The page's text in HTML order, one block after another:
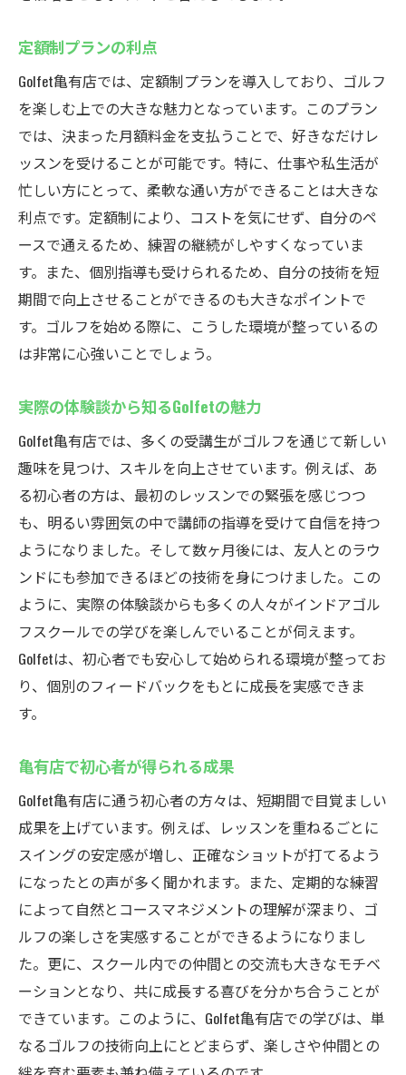
定額制と個別指導の組み合わせの効果
天候に左右されないインドアゴルフの魅力と
全天候型の練習環境
最新のゴルフシミュレーターの特徴
インドアならではの安定した練習
設備がもたらすトレーニングの効果
天候に関係なく続けられる理由
インドアゴルフの魅力的なポイント
ゴルフの楽しさを実感！Golfet亀有店で新たなラ
イフスタイルを始めよう
ゴルフがもたらす充実感
新しい趣味を始めるきっかけ
ストレス解消としてのゴルフ
ゴルフを通じた健康管理の重要性
Golfetで体感する新しいゴルフの楽しみ方
定額制プランの利点
Golfet亀有店では、定額制プランを導入しており、ゴルフ
を楽しむ上での大きな魅力となっています。このプラン
では、決まった月額料金を支払うことで、好きなだけレ
ッスンを受けることが可能です。特に、仕事や私生活が
忙しい方にとって、柔軟な通い方ができることは大きな
利点です。定額制により、コストを気にせず、自分のペ
ースで通えるため、練習の継続がしやすくなっていま
す。また、個別指導も受けられるため、自分の技術を短
期間で向上させることができるのも大きなポイントで
す。ゴルフを始める際に、こうした環境が整っているの
は非常に心強いことでしょう。
実際の体験談から知るGolfetの魅力
Golfet亀有店では、多くの受講生がゴルフを通じて新しい
趣味を見つけ、スキルを向上させています。例えば、あ
る初心者の方は、最初のレッスンでの緊張を感じつつ
も、明るい雰囲気の中で講師の指導を受けて自信を持つ
ようになりました。そして数ヶ月後には、友人とのラウ
ンドにも参加できるほどの技術を身につけました。この
ように、実際の体験談からも多くの人々がインドアゴル
フスクールでの学びを楽しんでいることが伺えます。
Golfetは、初心者でも安心して始められる環境が整ってお
り、個別のフィードバックをもとに成長を実感できま
す。
亀有店で初心者が得られる成果
Golfet亀有店に通う初心者の方々は、短期間で目覚ましい
成果を上げています。例えば、レッスンを重ねるごとに
スイングの安定感が増し、正確なショットが打てるよう
になったとの声が多く聞かれます。また、定期的な練習
によって自然とコースマネジメントの理解が深まり、ゴ
ルフの楽しさを実感することができるようになりまし
た。更に、スクール内での仲間との交流も大きなモチベ
ーションとなり、共に成長する喜びを分かち合うことが
できています。このように、Golfet亀有店での学びは、単
なるゴルフの技術向上にとどまらず、楽しさや仲間との